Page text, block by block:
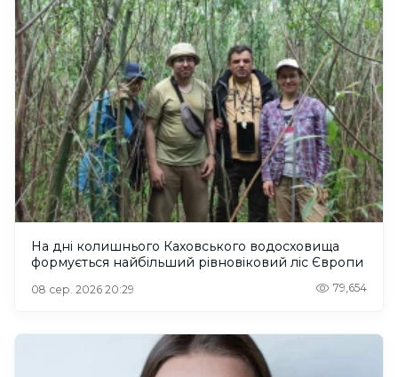
На дні колишнього Каховського водосховища
формується найбільший рівновіковий ліс Європи
08 сер. 2026 20:29 79,654